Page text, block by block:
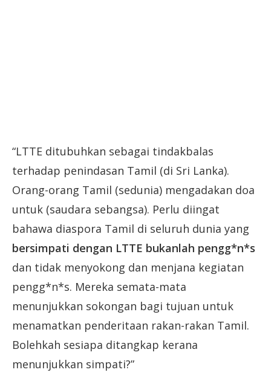
“LTTE ditubuhkan sebagai tindakbalas
terhadap penindasan Tamil (di Sri Lanka).
Orang-orang Tamil (sedunia) mengadakan doa
untuk (saudara sebangsa). Perlu diingat
bahawa diaspora Tamil di seluruh dunia yang
bersimpati dengan LTTE bukanlah pengg*n*s
dan tidak menyokong dan menjana kegiatan
pengg*n*s. Mereka semata-mata
menunjukkan sokongan bagi tujuan untuk
menamatkan penderitaan rakan-rakan Tamil.
Bolehkah sesiapa ditangkap kerana
menunjukkan simpati?”